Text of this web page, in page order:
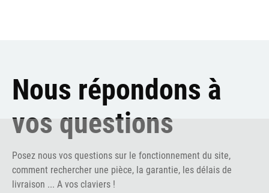
Nous répondons à
vos questions
Posez nous vos questions sur le fonctionnement du site,
comment rechercher une pièce, la garantie, les délais de
livraison ... A vos claviers !